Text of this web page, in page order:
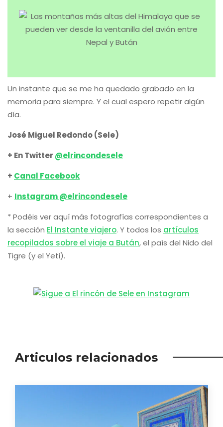
Un instante que se me ha quedado grabado en la
memoria para siempre. Y el cual espero repetir algún
día.
José Miguel Redondo (Sele)
+ En Twitter @elrincondesele
+ Canal Facebook
+ Instagram @elrincondesele
* Podéis ver aquí más fotografías correspondientes a
la sección El Instante viajero. Y todos los artículos
recopilados sobre el viaje a Bután, el país del Nido del
Tigre (y el Yeti).
Articulos relacionados